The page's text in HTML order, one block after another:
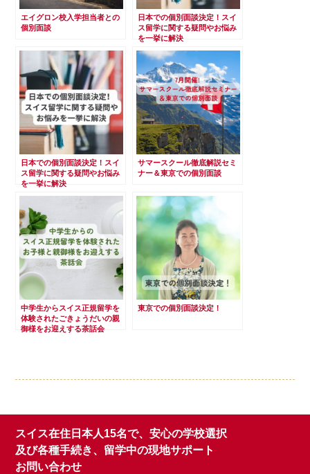
エイグロン校入学担当者との
個別面談
日本での個別面談決定！スイ
ス留学に関する疑問やお悩み
を一挙に解決
日本での個別面談決定！スイ
ス留学に関する疑問やお悩み
を一挙に解決
サマースクール徹底解説セミ
ナー＆東京での個別面談
中学生からスイス正規留学を
体験されたごきょうだいの親
御様をお迎えする茶話会
東京での個別面談決定！
スイス在住日本人15名で、安心の学校選択
及び各種手続き、留学中の現地サポート
お問い合わせ